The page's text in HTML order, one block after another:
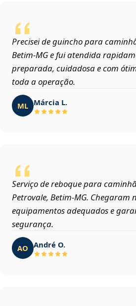
Precisei de guincho para
Betim‑MG e fui atendida
preparada, cuidadosa e com
toda a operação.
ML Márcia L.
Serviço de reboque para
Petrovale, Betim‑MG.
equipamentos adequados e
segurança.
AO André O.